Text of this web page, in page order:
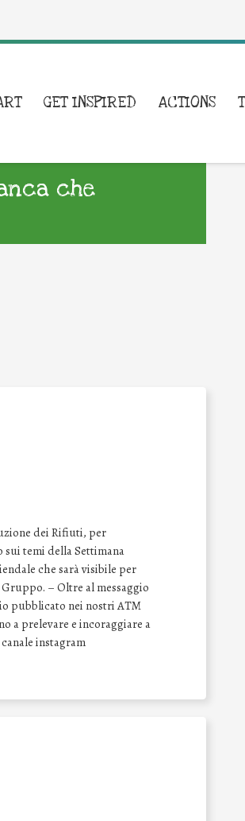
GET INSPIRED ACTIONS
che
dei Rifiuti, per
temi della Settimana
che sarà visibile per
– Oltre al messaggio
pubblicato nei nostri ATM
a prelevare e incoraggiare a
instagram